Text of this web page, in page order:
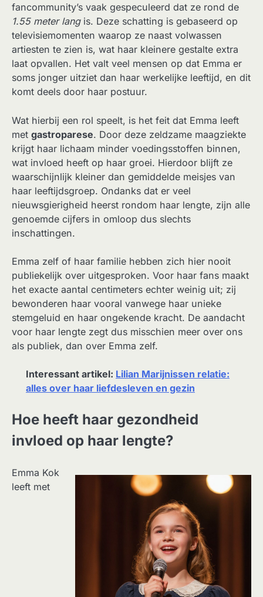
fancommunity’s vaak gespeculeerd dat ze rond de
1.55 meter langis. Deze schatting is gebaseerd op
televisiemomenten waarop ze naast volwassen
artiesten te zien is, wat haar kleinere gestalte extra
laat opvallen. Het valt veel mensen op dat Emma er
soms jonger uitziet dan haar werkelijke leeftijd, en dit
komt deels door haar postuur.
Wat hierbij een rol speelt, is het feit dat Emma leeft
met gastroparese. Door deze zeldzame maagziekte
krijgt haar lichaam minder voedingsstoffen binnen,
wat invloed heeft op haar groei. Hierdoor blijft ze
waarschijnlijk kleiner dan gemiddelde meisjes van
haar leeftijdsgroep. Ondanks dat er veel
nieuwsgierigheid heerst rondom haar lengte, zijn alle
genoemde cijfers in omloop dus slechts
inschattingen.
Emma zelf of haar familie hebben zich hier nooit
publiekelijk over uitgesproken. Voor haar fans maakt
het exacte aantal centimeters echter weinig uit; zij
bewonderen haar vooral vanwege haar unieke
stemgeluid en haar ongekende kracht. De aandacht
voor haar lengte zegt dus misschien meer over ons
als publiek, dan over Emma zelf.
Interessant artikel: Lilian Marijnissen relatie:
alles over haar liefdesleven en gezin
Hoe heeft haar gezondheid
invloed op haar lengte?
Emma Kok
leeft met